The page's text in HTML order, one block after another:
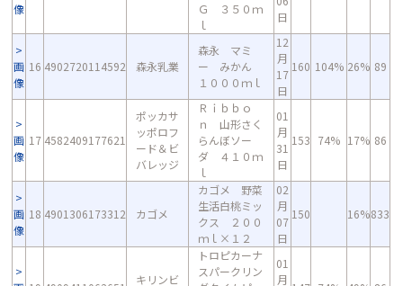
像
Ｇ ３５０ｍ
ｌ
日
画
像
16 4902720114592 森永乳業
森永 マミ
ー みかん
１０００ｍｌ
12
月
17
日
160 104% 26% 89
画
像
17 4582409177621
ポッカサ
ッポロフ
ード＆ビ
バレッジ
Ｒｉｂｂｏ
ｎ 山形さく
らんぼソー
ダ ４１０ｍ
ｌ
01
月
31
日
153 74% 17% 86
画
像
18 4901306173312 カゴメ
カゴメ 野菜
生活白桃ミッ
クス ２００
ｍｌ×１２
02
月
07
日
150 16%833
キリンビ
トロピカーナ
スパークリン
01
月